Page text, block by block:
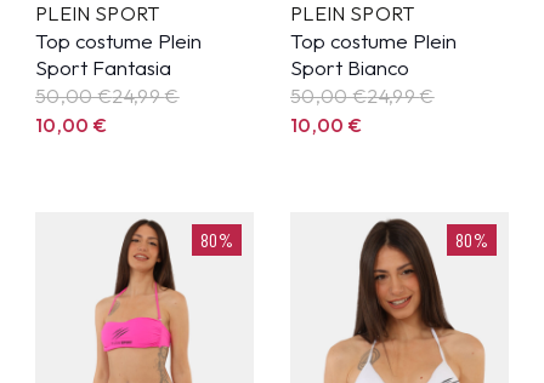
PLEIN SPORT
Top costume Plein
Sport Fantasia
50,00 €24,99€
10,00€
PLEIN SPORT
Top costume Plein
Sport Bianco
50,00 €24,99€
10,00€
80% 80%